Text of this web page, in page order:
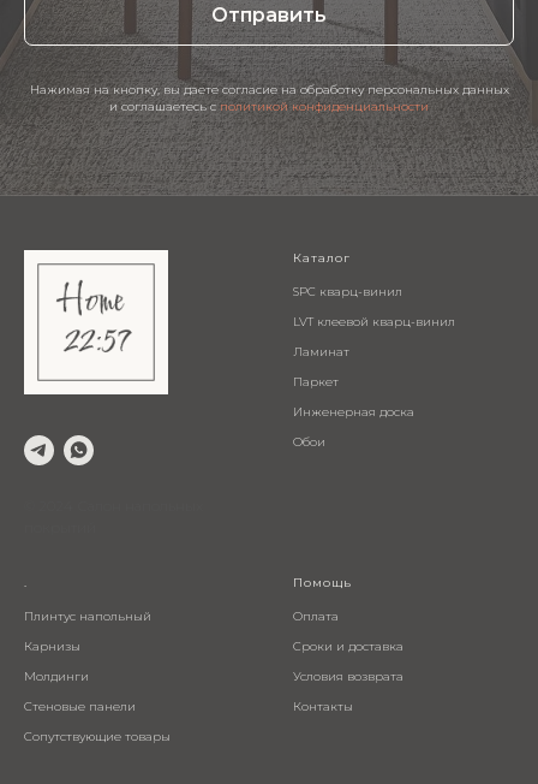
Отправить
Нажимая на кнопку, вы даете согласие на обработку персональных данных
и соглашаетесь c политикой конфиденциальности
Каталог
SPC кварц-винил
LVT клеевой кварц-винил
Ламинат
Паркет
Инженерная доска
Обои
.
Плинтус напольный
Карнизы
Молдинги
Стеновые панели
Сопутствующие товары
Помощь
Оплата
Сроки и доставка
Условия возврата
Контакты